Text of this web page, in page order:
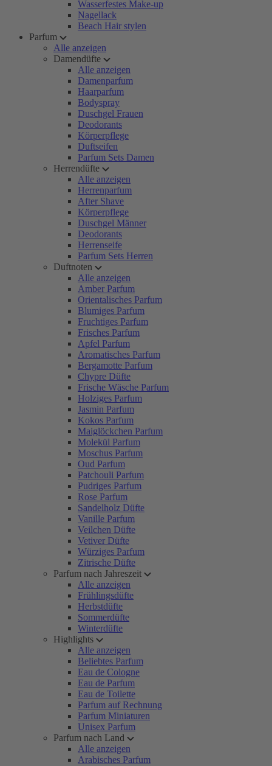
Wasserfestes Make-up
Nagellack
Beach Hair stylen
Parfum
Alle anzeigen
Damendüfte
Alle anzeigen
Damenparfum
Haarparfum
Bodyspray
Duschgel Frauen
Deodorants
Körperpflege
Duftseifen
Parfum Sets Damen
Herrendüfte
Alle anzeigen
Herrenparfum
After Shave
Körperpflege
Duschgel Männer
Deodorants
Herrenseife
Parfum Sets Herren
Duftnoten
Alle anzeigen
Amber Parfum
Orientalisches Parfum
Blumiges Parfum
Fruchtiges Parfum
Frisches Parfum
Apfel Parfum
Aromatisches Parfum
Bergamotte Parfum
Chypre Düfte
Frische Wäsche Parfum
Holziges Parfum
Jasmin Parfum
Kokos Parfum
Maiglöckchen Parfum
Molekül Parfum
Moschus Parfum
Oud Parfum
Patchouli Parfum
Pudriges Parfum
Rose Parfum
Sandelholz Düfte
Vanille Parfum
Veilchen Düfte
Vetiver Düfte
Würziges Parfum
Zitrische Düfte
Parfum nach Jahreszeit
Alle anzeigen
Frühlingsdüfte
Herbstdüfte
Sommerdüfte
Winterdüfte
Highlights
Alle anzeigen
Beliebtes Parfum
Eau de Cologne
Eau de Parfum
Eau de Toilette
Parfum auf Rechnung
Parfum Miniaturen
Unisex Parfum
Parfum nach Land
Alle anzeigen
Arabisches Parfum